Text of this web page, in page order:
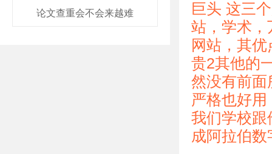
论文查重会不会来越难
巨头 这三
站，学术，
网站，其
贵2其他的
然没有前面
严格也好
我们学校
成阿拉伯